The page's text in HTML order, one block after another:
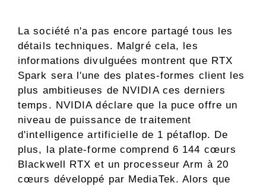
La société n'a pas encore partagé tous les
détails techniques. Malgré cela, les
informations divulguées montrent que RTX
Spark sera l'une des plates-formes client les
plus ambitieuses de NVIDIA ces derniers
temps. NVIDIA déclare que la puce offre un
niveau de puissance de traitement
d'intelligence artificielle de 1 pétaflop. De
plus, la plate-forme comprend 6 144 cœurs
Blackwell RTX et un processeur Arm à 20
cœurs développé par MediaTek. Alors que